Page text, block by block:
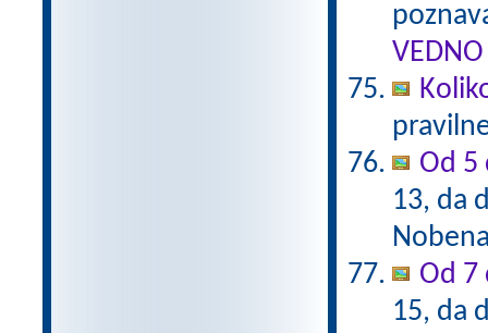
Od 5
13, da
Od 7
15, da